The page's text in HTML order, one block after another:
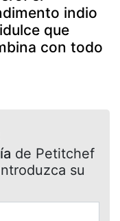
indio
que
con todo
de Petitchef
su